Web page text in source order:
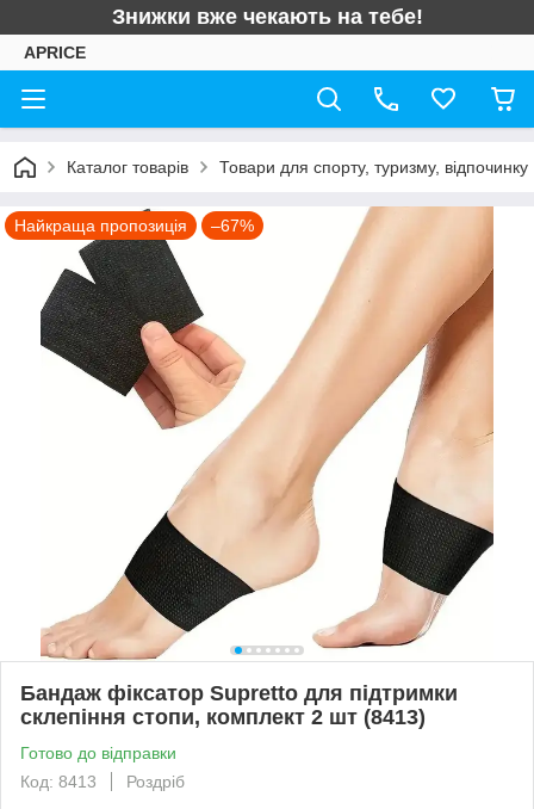
Знижки вже чекають на тебе!
APRICE
Каталог товарів Товари для спорту, туризму, відпочинку
Найкраща пропозиція –67%
Бандаж фіксатор Supretto для підтримки
склепіння стопи, комплект 2 шт (8413)
Готово до відправки
Код: 8413
Роздріб